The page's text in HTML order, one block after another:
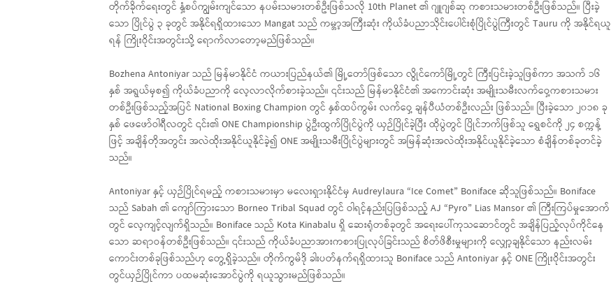
တိုက်ခိုက်ရေးတွင် နှံ့စပ်ကျွမ်းကျင်သော နပမ်းသမားတစ်ဦးဖြစ်သလို 10th Planet ၏ ဂျူဂျစ်ဆု ကစားသမားတစ်ဦးဖြစ်သည်။ ပြီးခဲ့
သော ပြိုင်ပွဲ ၃ ခုတွင် အနိုင်ရရှိထားသော Mangat သည် ကမ္ဘာ့အကြီးဆုံး ကိုယ်ခံပညာသိုင်းပေါင်းစုံပြိုင်ပွဲကြီးတွင် Tauru ကို အနိုင်ရယူ
ရန် ကြိုးဝိုင်းအတွင်းသို့ ရောက်လာတော့မည်ဖြစ်သည်။
Bozhena Antoniyar သည် မြန်မာနိုင်ငံ ကယားပြည်နယ်၏ မြို့တော်ဖြစ်သော လွိုင်ကော်မြို့တွင် ကြီးပြင်းခဲ့သူဖြစ်ကာ အသက် ၁၆
နှစ် အရွယ်မှစ၍ ကိုယ်ခံပညာကို လေ့လာလိုက်စားခဲ့သည်။ ၎င်းသည် မြန်မာနိုင်ငံ၏ အကောင်းဆုံး အမျိုးသမီးလက်ဝှေ့ကစားသမား
တစ်ဦးဖြစ်သည့်အပြင် National Boxing Champion တွင် နှစ်ထပ်ကွမ်း လက်ဝှေ့ ချန်ပီယံတစ်ဦးလည်း ဖြစ်သည်။ ပြီးခဲ့သော ၂၀၁၈ ခု
နှစ် ဖေဖော်ဝါရီလတွင် ၎င်း၏ ONE Championship ပွဲဦးထွက်ပြိုင်ပွဲကို ယှဉ်ပြိုင်ခဲ့ပြီး ထိုပွဲတွင် ပြိုင်ဘက်ဖြစ်သူ ရွှေစင်ကို ၂၄ စက္ကန့်
ဖြင့် အချိန်တိုအတွင်း အလဲထိုးအနိုင်ယူနိုင်ခဲ့၍ ONE အမျိုးသမီးပြိုင်ပွဲများတွင် အမြန်ဆုံးအလဲထိုးအနိုင်ယူနိုင်ခဲ့သော စံချိန်တစ်ခုတင်ခဲ့
သည်။
Antoniyar နှင့် ယှဉ်ပြိုင်ရမည့် ကစားသမားမှာ မလေးရှားနိုင်ငံမှ Audreylaura “Ice Comet” Boniface ဆိုသူဖြစ်သည်။ Boniface
သည် Sabah ၏ ကျော်ကြားသော Borneo Tribal Squad တွင် ဝါရင့်နည်းပြဖြစ်သည့် AJ “Pyro” Lias Mansor ၏ ကြီးကြပ်မှုအောက်
တွင် လေ့ကျင့်လျက်ရှိသည်။ Boniface သည် Kota Kinabalu ရှိ ဆေးရုံတစ်ခုတွင် အရေးပေါ်ကုသဆောင်တွင် အချိန်ပြည့်လုပ်ကိုင်နေ
သော ဆရာဝန်တစ်ဦးဖြစ်သည်။ ၎င်းသည် ကိုယ်ခံပညာအားကစားပြုလုပ်ခြင်းသည် စိတ်ဖိစီးမှုများကို လျှော့ချနိုင်သော နည်းလမ်း
ကောင်းတစ်ခုဖြစ်သည်ဟု တွေ့ရှိခဲ့သည်။ တိုက်ကွမ်ဒို ခါးပတ်နက်ရရှိထားသူ Boniface သည် Antoniyar နှင့် ONE ကြိုးဝိုင်းအတွင်း
တွင်ယှဉ်ပြိုင်ကာ ပထမဆုံးအောင်ပွဲကို ရယူသွားမည်ဖြစ်သည်။